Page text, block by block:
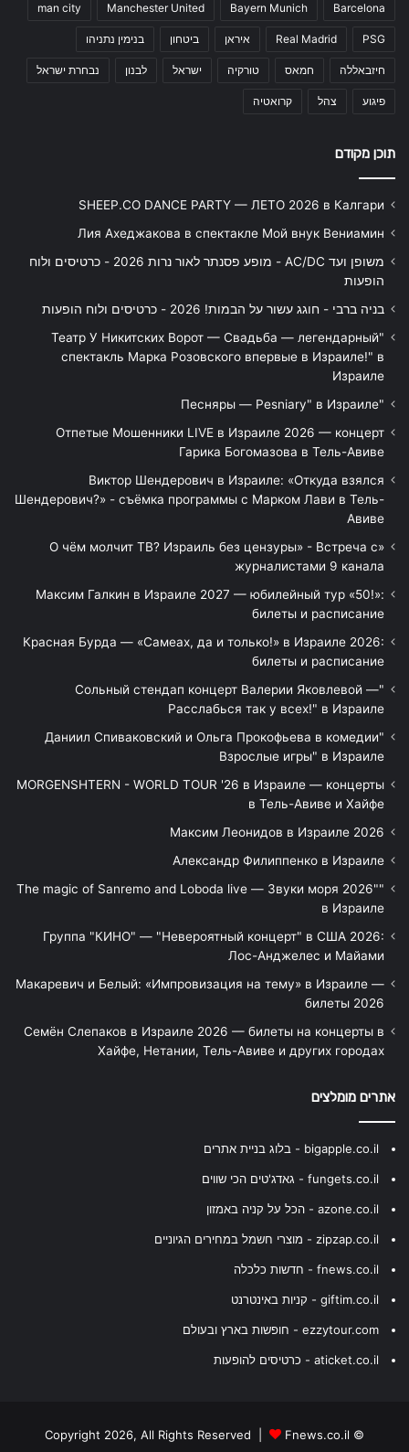
Barcelona
Bayern Munich
Manchester United
man city
PSG
Real Madrid איראן ביטחון בנימין נתניהו
חיזבאללה חמאס טורקיה ישראל לבנון נבחרת ישראל
פיגוע צהל קרואטיה
תוכן מקודם
SHEEP.CO DANCE PARTY — ЛЕТО 2026 в Калгари
Лия Ахеджакова в спектакле Мой внук Вениамин
משופן ועד AC/DC - מופע פסנתר לאור נרות 2026 - כרטיסים ולוח
הופעות
בניה ברבי - חוגג עשור על הבמות! 2026 - כרטיסים ולוח הופעות
"Театр У Никитских Ворот — Свадьба — легендарный
спектакль Марка Розовского впервые в Израиле!" в
Израиле
"Песняры — Pesniary" в Израиле
Отпетые Мошенники LIVE в Израиле 2026 — концерт
Гарика Богомазова в Тель-Авиве
Виктор Шендерович в Израиле: «Откуда взялся
Шендерович?» - съёмка программы с Марком Лави в Тель-
Авиве
«О чём молчит ТВ? Израиль без цензуры» - Встреча с
журналистами 9 канала
Максим Галкин в Израиле 2027 — юбилейный тур «50!»:
билеты и расписание
Красная Бурда — «Самеах, да и только!» в Израиле 2026:
билеты и расписание
"Сольный стендап концерт Валерии Яковлевой —
Расслабься так у всех!" в Израиле
"Даниил Спиваковский и Ольга Прокофьева в комедии
Взрослые игры" в Израиле
MORGENSHTERN - WORLD TOUR '26 в Израиле — концерты
в Тель-Авиве и Хайфе
Максим Леонидов в Израиле 2026
Александр Филиппенко в Израиле
"The magic of Sanremo and Loboda live — Звуки моря 2026"
в Израиле
Группа "КИНО" — "Невероятный концерт" в США 2026:
Лос-Анджелес и Майами
Макаревич и Белый: «Импровизация на тему» в Израиле —
билеты 2026
Семён Слепаков в Израиле 2026 — билеты на концерты в
Хайфе, Нетании, Тель-Авиве и других городах
אתרים מומלצים
bigapple.co.il - בלוג בניית אתרים
fungets.co.il - גאדג'טים הכי שווים
azone.co.il - הכל על קניה באמזון
zipzap.co.il - מוצרי חשמל במחירים הגיוניים
fnews.co.il - חדשות כלכלה
giftim.co.il - קניות באינטרנט
ezzytour.com - חופשות בארץ ובעולם
aticket.co.il - כרטיסים להופעות
© Copyright 2026, All Rights Reserved |
Fnews.co.il